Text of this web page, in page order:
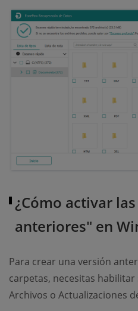
¿Cómo activar
anteriores" en
Para crear una versión
carpetas, necesitas
Archivos o Actualizaciones